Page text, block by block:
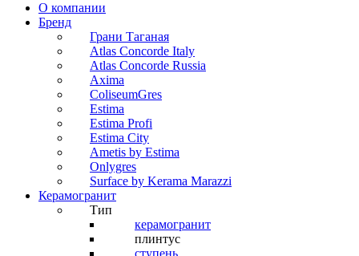
О компании
Бренд
Грани Таганая
Atlas Concorde Italy
Atlas Concorde Russia
Axima
ColiseumGres
Estima
Estima Profi
Estima City
Ametis by Estima
Onlygres
Surface by Kerama Marazzi
Керамогранит
Тип
керамогранит
плинтус
ступень